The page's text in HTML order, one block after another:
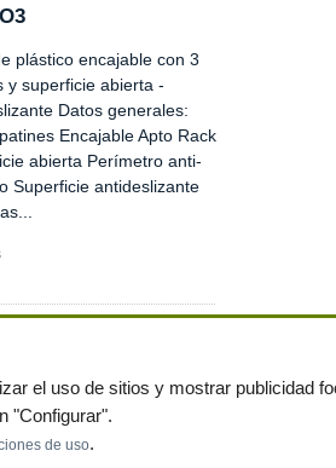
plástico encajable con 3
y superficie abierta -
Datos generales:
Encajable Apto Rack
abierta Perímetro anti-
Superficie antideslizante
| Mapa web|Preguntas frecuentes
el uso de sitios y mostrar publicidad
"Configurar".
de uso.